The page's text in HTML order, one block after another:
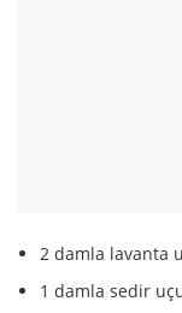
2 damla lavanta
1 damla sedir